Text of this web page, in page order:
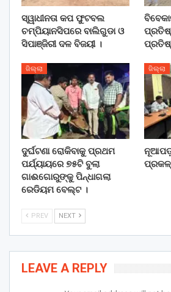
ସ୍ୱାଧୀନତା କପ ଫୁଟବଲ
ଚମ୍ପିୟାନସିପରେ ବାଲିଗୁଡା ଓ
ସିପାଞ୍ଜିରୀ ଦଳ ବିଜୟୀ ।
ଜିଲ୍ଲା
ଦୁର୍ଘଟଣା ରୋକିବାକୁ ପ୍ରଥମ
ପର୍ଯ୍ୟାୟରେ ୭୫ଟି ବୁଲା
ଗାଈଗୋରୁଙ୍କୁ ପିନ୍ଧାଗଲା
ରେଡିୟମ ବେଲ୍ଟ ।
ଜିଲ୍ଲା
PREV NEXT
LEAVE A REPLY